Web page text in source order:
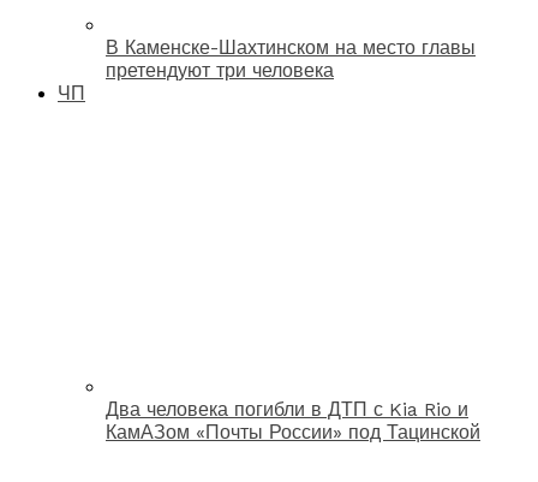
В Каменске-Шахтинском на место главы
претендуют три человека
ЧП
Два человека погибли в ДТП с Kia Rio и
КамАЗом «Почты России» под Тацинской